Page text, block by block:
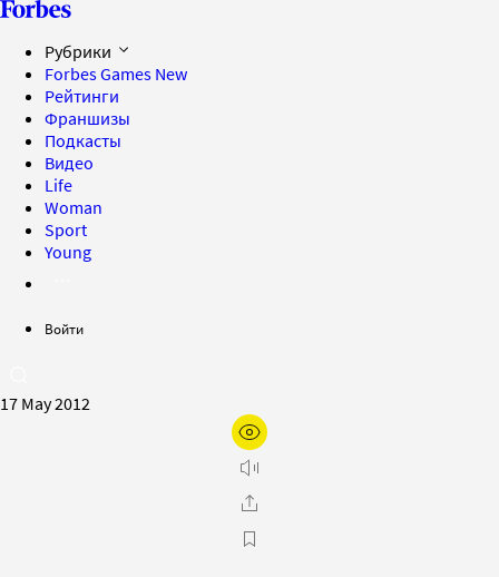
Рубрики
Forbes Games New
Рейтинги
Франшизы
Подкасты
Видео
Life
Woman
Sport
Young
Войти
17 May 2012